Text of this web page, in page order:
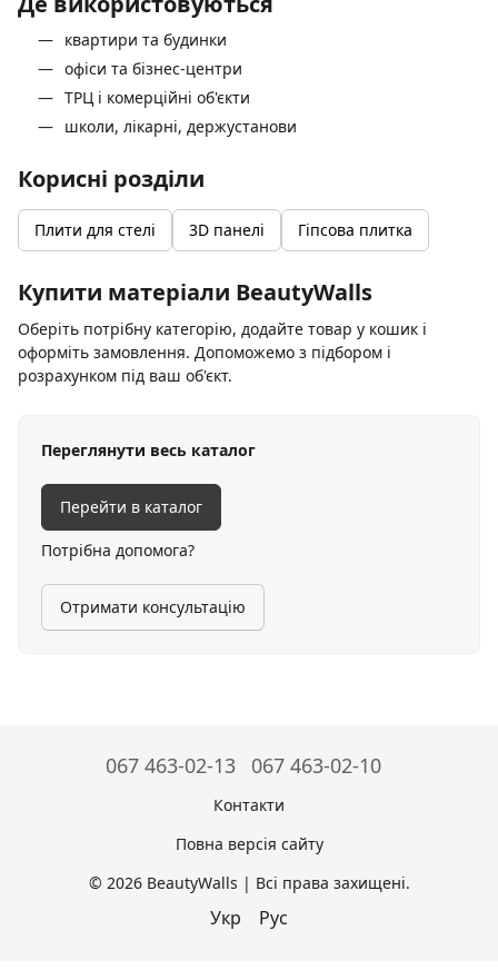
квартири та будинки
офіси та бізнес-центри
ТРЦ і комерційні об'єкти
школи, лікарні, держустанови
Корисні розділи
Плити для стелі 3D панелі Гіпсова плитка
Купити матеріали BeautyWalls
Оберіть потрібну категорію, додайте товар у кошик і
оформіть замовлення. Допоможемо з підбором і
розрахунком під ваш об'єкт.
Переглянути весь каталог
Перейти в каталог
Потрібна допомога?
Отримати консультацію
067 463-02-13 067 463-02-10
Контакти
Повна версія сайту
© 2026 BeautyWalls | Всі права захищені.
Укр Рус